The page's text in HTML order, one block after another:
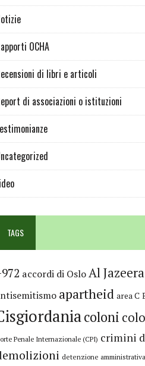
OCHA
di libri e articoli
di associazioni o istituzioni
TAGS
accordi di OsloAl Jazeera
apartheid area C
coloni
Penale Internazionale (CPI) crimini
detenzione amministrativa